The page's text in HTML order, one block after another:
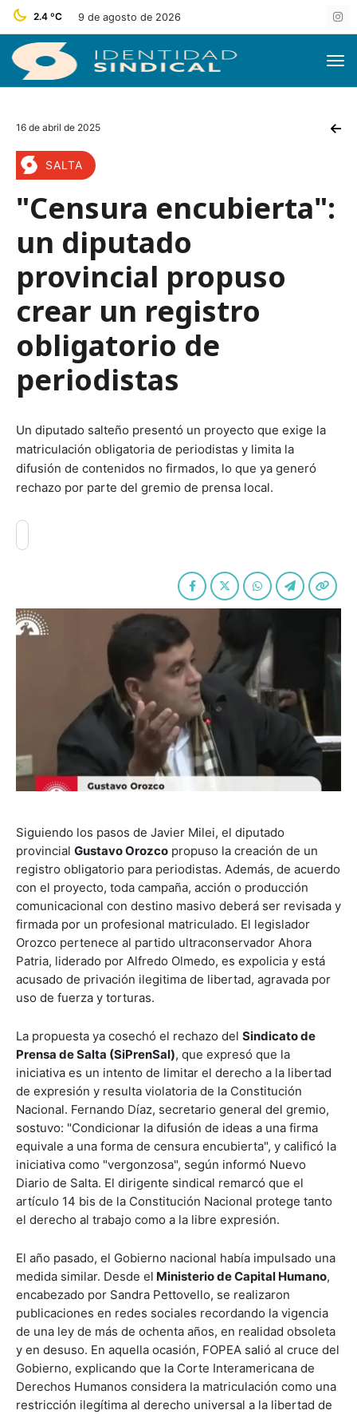
2.4 ºC 9 de agosto de 2026
16 de abril de 2025
SALTA
"Censura encubierta":
un diputado
provincial propuso
crear un registro
obligatorio de
periodistas
Un diputado salteño presentó un proyecto que exige la
matriculación obligatoria de periodistas y limita la
difusión de contenidos no firmados, lo que ya generó
rechazo por parte del gremio de prensa local.
Siguiendo los pasos de Javier Milei, el diputado
provincial Gustavo Orozco propuso la creación de un
registro obligatorio para periodistas. Además, de acuerdo
con el proyecto, toda campaña, acción o producción
comunicacional con destino masivo deberá ser revisada y
firmada por un profesional matriculado. El legislador
Orozco pertenece al partido ultraconservador Ahora
Patria, liderado por Alfredo Olmedo, es expolicia y está
acusado de privación ilegitima de libertad, agravada por
uso de fuerza y torturas.
La propuesta ya cosechó el rechazo del Sindicato de
Prensa de Salta (SiPrenSal), que expresó que la
iniciativa es un intento de limitar el derecho a la libertad
de expresión y resulta violatoria de la Constitución
Nacional. Fernando Díaz, secretario general del gremio,
sostuvo: "Condicionar la difusión de ideas a una firma
equivale a una forma de censura encubierta", y calificó la
iniciativa como "vergonzosa", según informó Nuevo
Diario de Salta. El dirigente sindical remarcó que el
artículo 14 bis de la Constitución Nacional protege tanto
el derecho al trabajo como a la libre expresión.
El año pasado, el Gobierno nacional había impulsado una
medida similar. Desde el Ministerio de Capital Humano,
encabezado por Sandra Pettovello, se realizaron
publicaciones en redes sociales recordando la vigencia
de una ley de más de ochenta años, en realidad obsoleta
y en desuso. En aquella ocasión, FOPEA salió al cruce del
Gobierno, explicando que la Corte Interamericana de
Derechos Humanos considera la matriculación como una
restricción ilegítima al derecho universal a la libertad de